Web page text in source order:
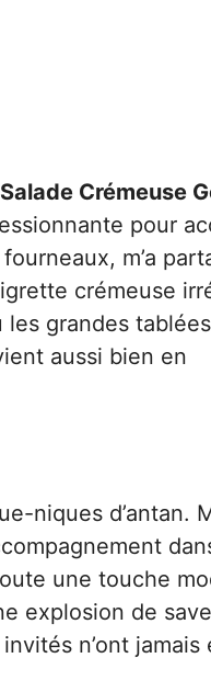
Salade Crémeuse
pour
m’a
crémeuse
grandes
aussi bien en
niques d’antan.
une touche
explosion de
n’ont jamais